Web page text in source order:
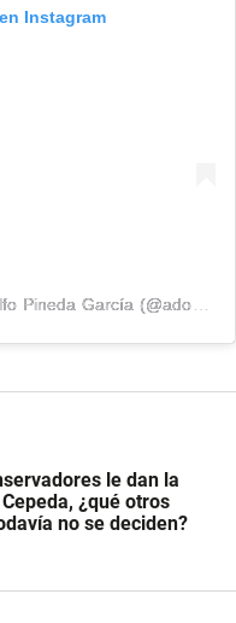
Instagram
le dan la
¿qué otros
no se deciden?